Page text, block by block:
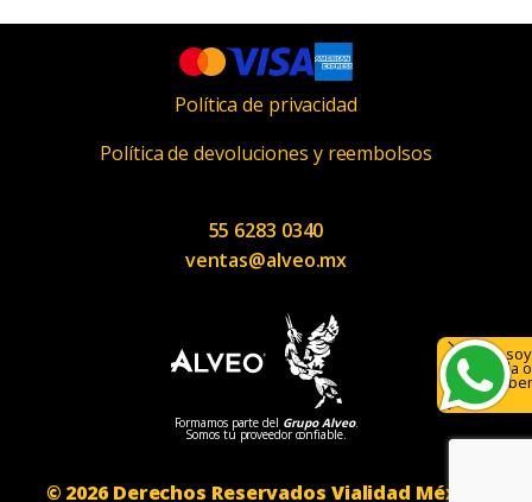
Hola,
ayuda
Política de privacidad
Política de devoluciones y reembolsos
55 6283 0340
ventas@alveo.mx
Formamos parte del Grupo Alveo.
Somos tu proveedor confiable.
© 2026 Derechos Reservados Vialidad México